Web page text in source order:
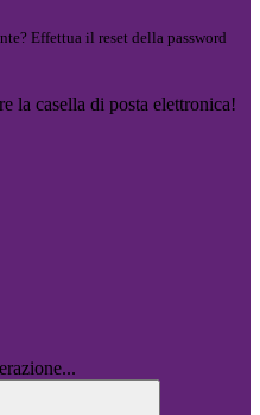
Effettua il reset della password
la casella di posta elettronica!